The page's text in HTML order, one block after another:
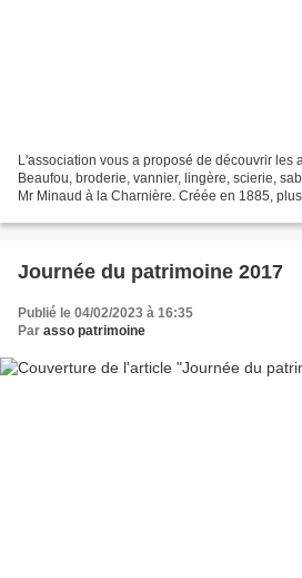
L'association vous a proposé de découvrir les
Beaufou, broderie, vannier, lingère, scierie,
Mr Minaud à la Charnière. Créée en 1885,
Journée du patrimoine 2017
Publié le 04/02/2023 à 16:35
Par asso patrimoine